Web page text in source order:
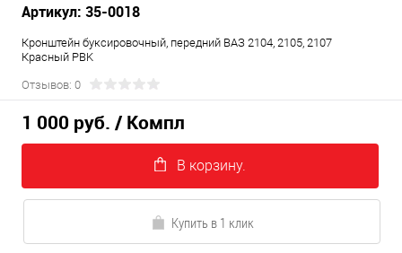
Артикул: 35-0018
Кронштейн буксировочный, передний ВАЗ 2104, 2105, 2107
Красный PBK
Отзывов: 0
1 000 руб. / Компл
В корзину.
Купить в 1 клик